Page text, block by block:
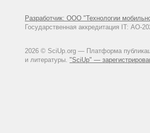
Разработчик: ООО "Технологии
Государственная аккредитация IT:
2026 © SciUp.org — Платформа
и литературы. "SciUp" —